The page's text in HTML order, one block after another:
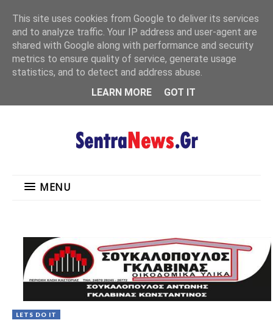
MENU
MENU
LETS DO IT
This site uses cookies from Google to deliver its services
and to analyze traffic. Your IP address and user-agent are
shared with Google along with performance and security
metrics to ensure quality of service, generate usage
statistics, and to detect and address abuse.
LEARN MORE
GOT IT